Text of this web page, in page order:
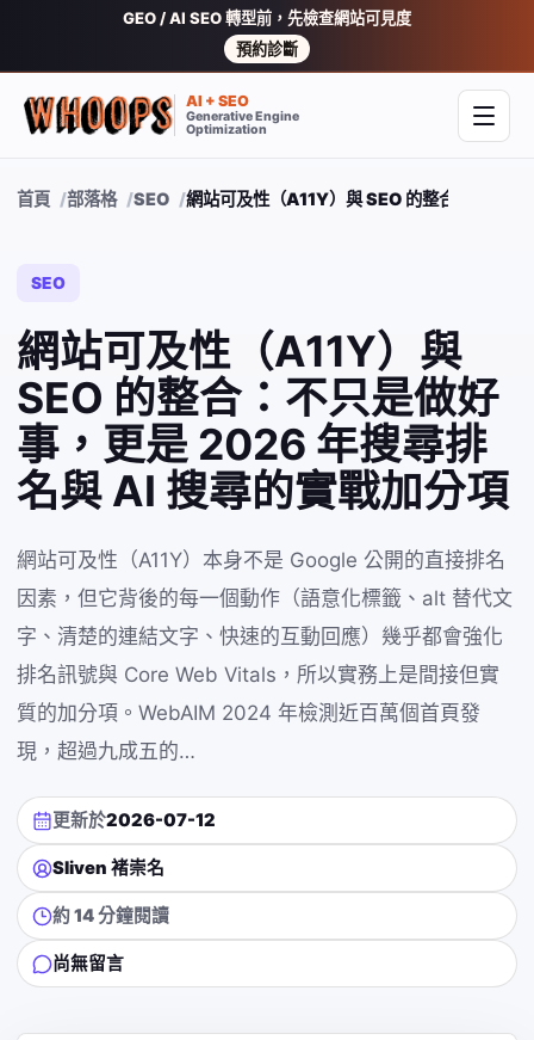
GEO / AI SEO 轉型前，先檢查網站可見度
預約診斷
AI + SEO
Generative Engine
Optimization
開啟
首頁 部落格 SEO 網站可及性（A11Y）與 SEO 的整合：不只
SEO
網站可及性（A11Y）與
SEO 的整合：不只是做好
事，更是 2026 年搜尋排
名與 AI 搜尋的實戰加分項
網站可及性（A11Y）本身不是 Google 公開的直接排名
因素，但它背後的每一個動作（語意化標籤、alt 替代文
字、清楚的連結文字、快速的互動回應）幾乎都會強化
排名訊號與 Core Web Vitals，所以實務上是間接但實
質的加分項。WebAIM 2024 年檢測近百萬個首頁發
現，超過九成五的…
更新於2026-07-12
Sliven 褚崇名
約 14 分鐘閱讀
尚無留言